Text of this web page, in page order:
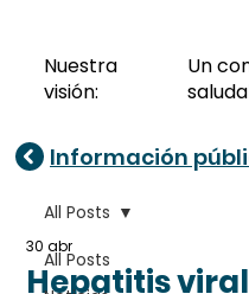
Nuestra
visión:
Un
Información
All Posts
All Posts
Hepatitis
30 abr